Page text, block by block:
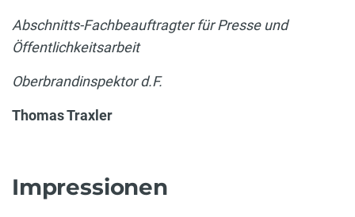
Abschnitts-Fachbeauftragter für Presse und
Öffentlichkeitsarbeit
Oberbrandinspektor d.F.
Thomas Traxler
Impressionen